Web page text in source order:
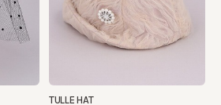
TULLE HAT